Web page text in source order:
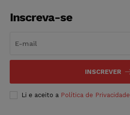
Inscreva-se
INSCREVER
Li e aceito a Política de Privacidade